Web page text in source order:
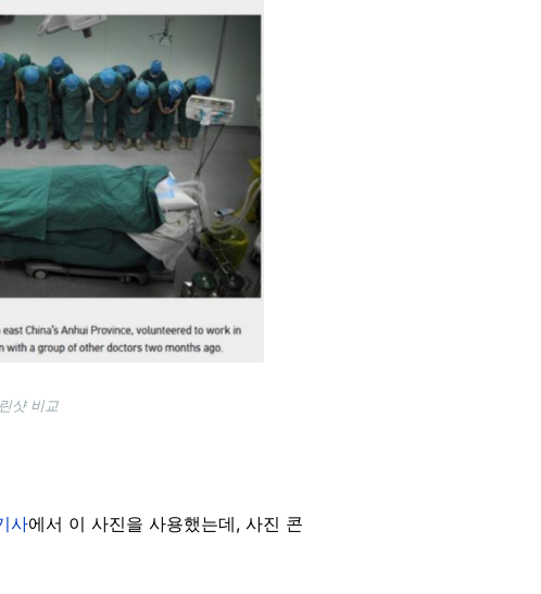
샷 비교
사에서 이 사진을 사용했는데, 사진 콘